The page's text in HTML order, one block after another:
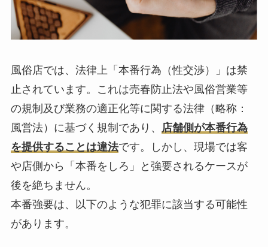
風俗店では、法律上「本番行為（性交渉）」は禁
止されています。これは売春防止法や風俗営業等
の規制及び業務の適正化等に関する法律（略称：
風営法）に基づく規制であり、 店舗側が本番行為
を提供することは違法です。しかし、現場では客
や店側から「本番をしろ」と強要されるケースが
後を絶ちません。
本番強要は、以下のような犯罪に該当する可能性
があります。